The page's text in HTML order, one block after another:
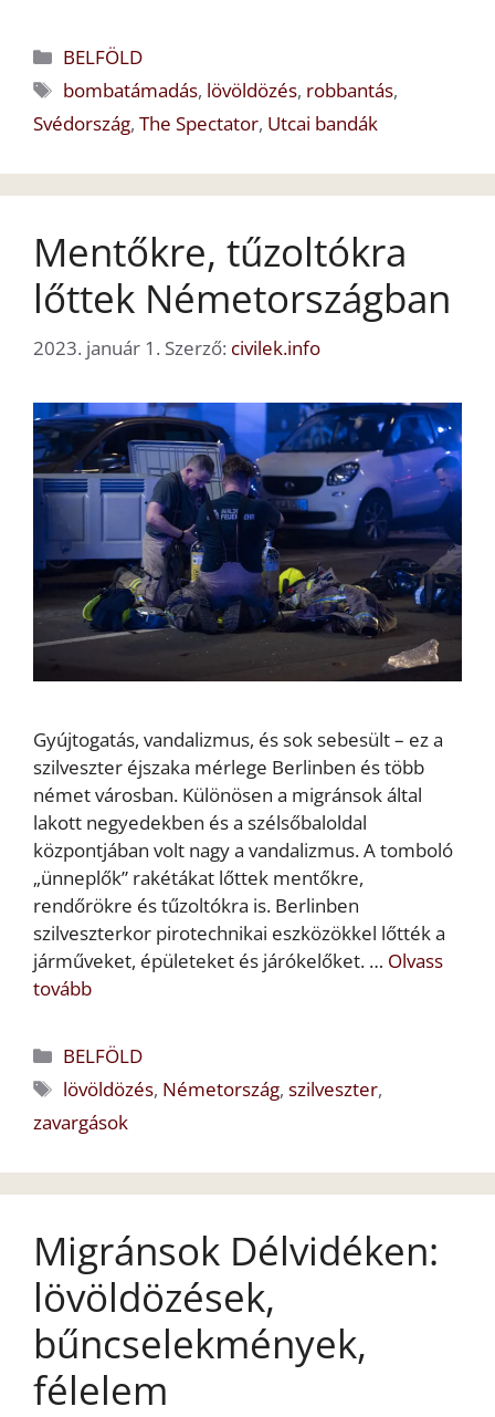
Kategória
BELFÖLD
Címkék
bombatámadás, lövöldözés, robbantás,
Svédország, The Spectator, Utcai bandák
Mentőkre, tűzoltókra
lőttek Németországban
2023. január 1. Szerző: civilek.info
Gyújtogatás, vandalizmus, és sok sebesült – ez a
szilveszter éjszaka mérlege Berlinben és több
német városban. Különösen a migránsok által
lakott negyedekben és a szélsőbaloldal
központjában volt nagy a vandalizmus. A tomboló
„ünneplők” rakétákat lőttek mentőkre,
rendőrökre és tűzoltókra is. Berlinben
szilveszterkor pirotechnikai eszközökkel lőtték a
járműveket, épületeket és járókelőket. … Olvass
tovább
Kategória
BELFÖLD
Címkék
lövöldözés, Németország,szilveszter,
zavargások
Migránsok Délvidéken:
lövöldözések,
bűncselekmények,
félelem